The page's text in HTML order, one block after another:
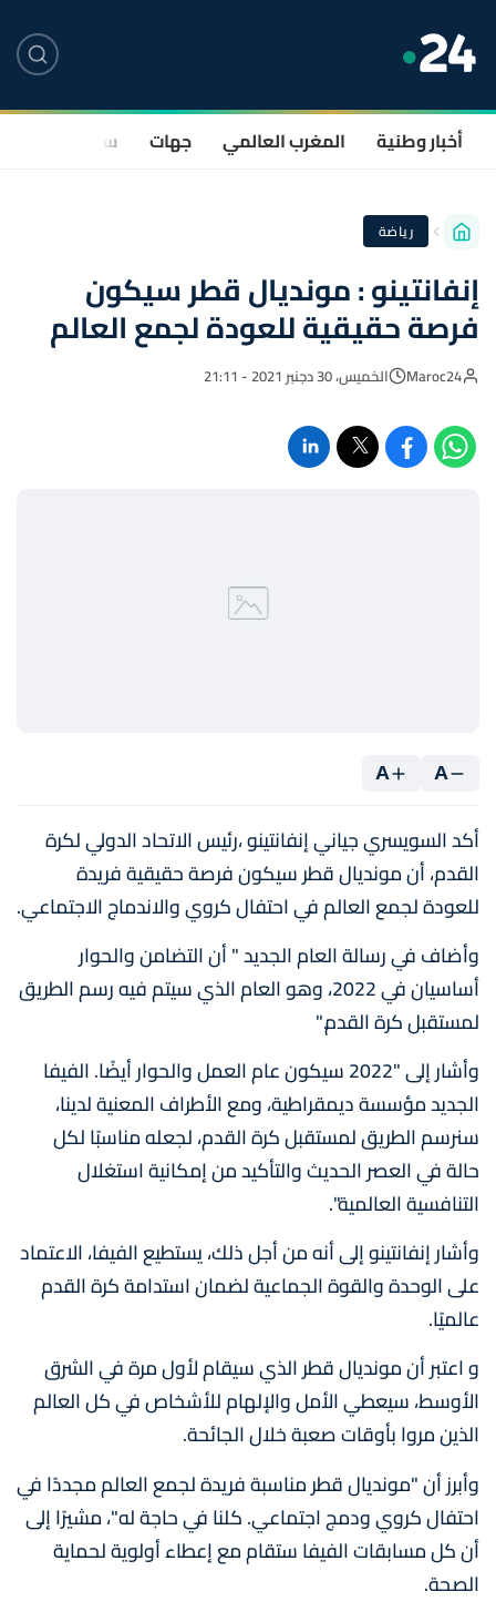
أخبار وطنية المغرب العالمي جهات سياسة
رياضة
إنفانتينو : مونديال قطر سيكون
فرصة حقيقية للعودة لجمع العالم
Maroc24 الخميس، 30 دجنبر 2021 - 21:11
A
A
أكد السويسري جياني إنفانتينو ،رئيس الاتحاد الدولي لكرة
القدم، أن مونديال قطر سيكون فرصة حقيقية فريدة
للعودة لجمع العالم في احتفال كروي والاندماج الاجتماعي.
وأضاف في رسالة العام الجديد " أن التضامن والحوار
أساسيان في 2022، وهو العام الذي سيتم فيه رسم الطريق
لمستقبل كرة القدم."
وأشار إلى "2022 سيكون عام العمل والحوار أيضًا. الفيفا
الجديد مؤسسة ديمقراطية، ومع الأطراف المعنية لدينا،
سنرسم الطريق لمستقبل كرة القدم، لجعله مناسبًا لكل
حالة في العصر الحديث والتأكيد من إمكانية استغلال
التنافسية العالمية".
وأشار إنفانتينو إلى أنه من أجل ذلك، يستطيع الفيفا، الاعتماد
على الوحدة والقوة الجماعية لضمان استدامة كرة القدم
عالميًا.
و اعتبر أن مونديال قطر الذي سيقام لأول مرة في الشرق
الأوسط، سيعطي الأمل والإلهام للأشخاص في كل العالم
الذين مروا بأوقات صعبة خلال الجائحة.
وأبرز أن "مونديال قطر مناسبة فريدة لجمع العالم مجددًا في
احتفال كروي ودمج اجتماعي. كلنا في حاجة له"، مشيرًا إلى
أن كل مسابقات الفيفا ستقام مع إعطاء أولوية لحماية
الصحة.